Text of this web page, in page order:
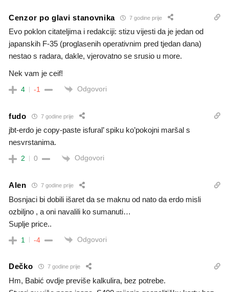
Cenzor po glavi stanovnika 7 godine prije
Evo poklon citateljima i redakciji: stizu vijesti da je jedan od
japanskih F-35 (proglasenih operativnim pred tjedan dana)
nestao s radara, dakle, vjerovatno se srusio u more.
Nek vam je ceif!
4 -1 Odgovori
fudo 7 godine prije
jbt-erdo je copy-paste isfural’ spiku ko’pokojni maršal s
nesvrstanima.
2 0 Odgovori
Alen 7 godine prije
Bosnjaci bi dobili išaret da se maknu od nato da erdo misli
ozbiljno , a oni navalili ko sumanuti…
Suplje price..
1 -4 Odgovori
Dečko 7 godine prije
Hm, Babić ovdje previše kalkulira, bez potrebe.